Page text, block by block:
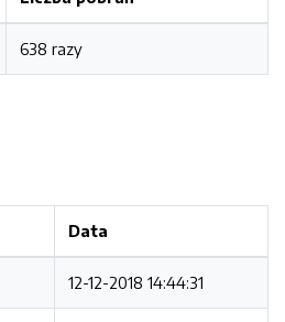
638 razy
Data
12-12-2018 14:44:31